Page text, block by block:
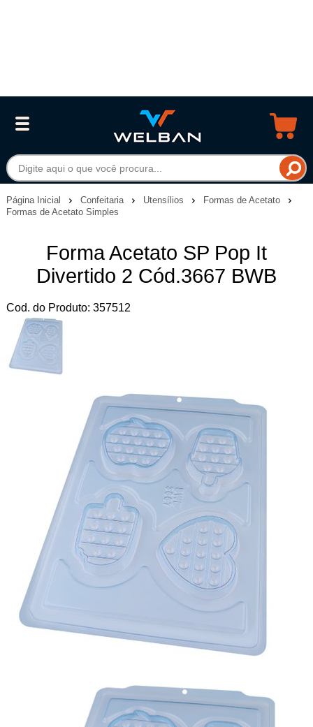
Página Inicial Confeitaria Utensílios
Formas de Acetato
Formas de Acetato Simples
Forma Acetato SP Pop It
Divertido 2 Cód.3667 BWB
Cod. do Produto: 357512